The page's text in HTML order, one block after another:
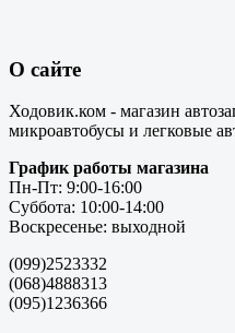
О сайте
Ходовик.ком - магазин
микроавтобусы и легковые
График работы магазина
Пн-Пт: 9:00-16:00
Суббота: 10:00-14:00
Воскресенье: выходной
(099)2523332
(068)4888313
(095)1236366